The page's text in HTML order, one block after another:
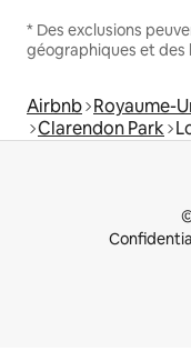
* Des exclusions
géographiques et des
Airbnb Royaume-
Clarendon Park